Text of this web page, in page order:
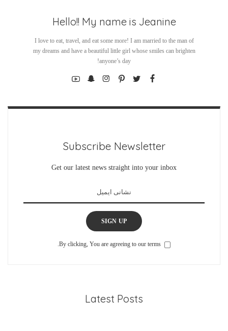
Hello!! My name is Jeanine
I love to eat, travel, and eat some more! I am married to the man of
my dreams and have a beautiful little girl whose smiles can brighten
anyone’s day!
Subscribe Newsletter
Get our latest news straight into your inbox
SIGN UP
By clicking, You are agreeing to our terms.
Latest Posts